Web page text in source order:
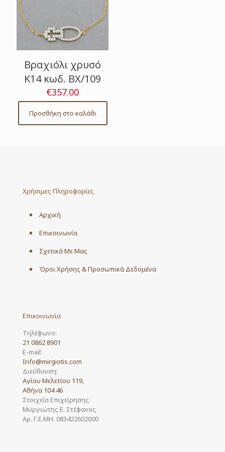
Βραχιόλι χρυσό
Κ14 κωδ. ΒΧ/109
€357.00
Προσθήκη στο καλάθι
Χρήσιμες Πληροφορίες
Αρχική
Επικοινωνία
Σχετικά Με Μας
Όροι Χρήσης & Προσωπικά Δεδομένα
Επικοινωνία
Τηλέφωνο:
21 0862 8901
E-mail:
Info@mirgiotis.com
Διεύθυνση:
Αγίου Μελετίου 119,
Αθήνα 104 46
Στοιχεία Επιχείρησης:
Μυργιώτης Ε. Στέφανος
Αρ. Γ.Ε.ΜΗ. 083422602000